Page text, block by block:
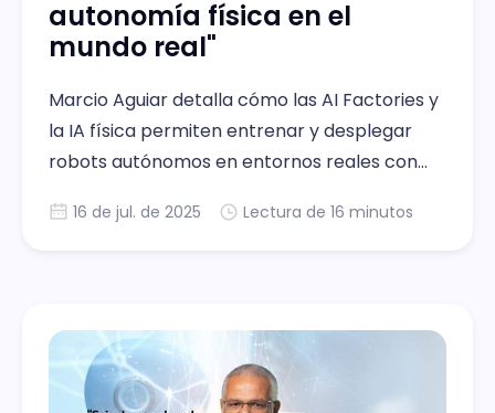
autonomía física en el
mundo real"
Marcio Aguiar detalla cómo las AI Factories y
la IA física permiten entrenar y desplegar
robots autónomos en entornos reales con
16 de jul. de 2025 Lectura de 16 minutos